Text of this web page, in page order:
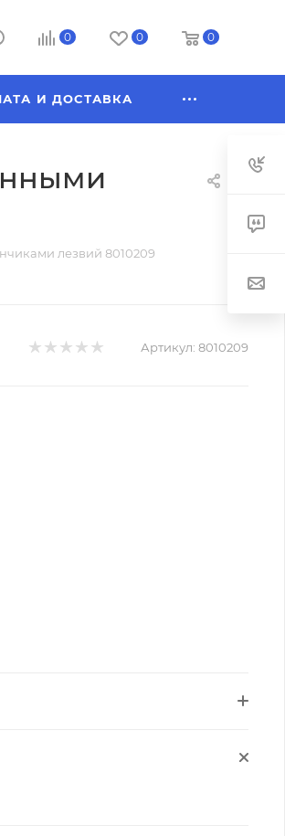
0 0 0
И ДОСТАВКА
лезвий 8010209
Артикул: 8010209